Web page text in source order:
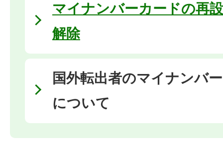
マイナンバーカードの再
解除
国外転出者のマイナンバ
について